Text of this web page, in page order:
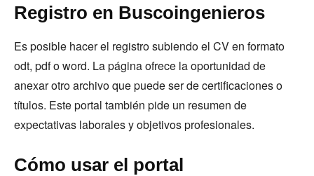
Registro en Buscoingenieros
Es posible hacer el registro subiendo el CV en formato
odt, pdf o word. La página ofrece la oportunidad de
anexar otro archivo que puede ser de certificaciones o
títulos. Este portal también pide un resumen de
expectativas laborales y objetivos profesionales.
Cómo usar el portal